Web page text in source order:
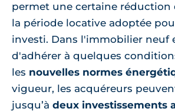
permet une certaine réduction
la période locative adoptée
investi. Dans l'immobilier neuf
d'adhérer à quelques
les nouvelles normes
vigueur, les acquéreurs
jusqu’à deux investissements